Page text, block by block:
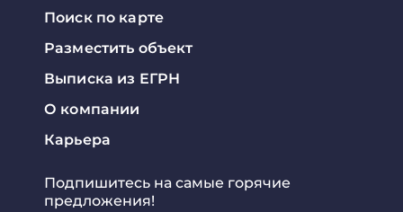
Поиск по карте
Разместить объект
Выписка из ЕГРН
О компании
Карьера
Подпишитесь на самые горячие
предложения!